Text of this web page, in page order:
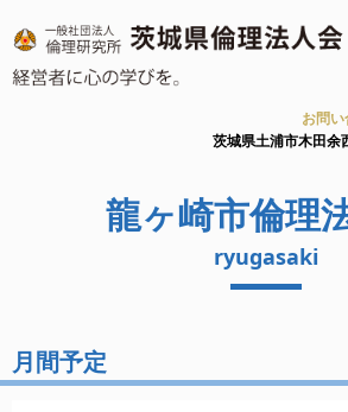
お問
茨城県土浦市木田
龍ヶ崎市倫理
ryugasaki
月間予定